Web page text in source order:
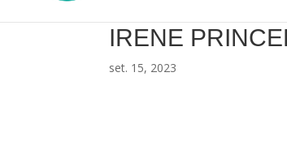
IRENE
set. 15, 2023